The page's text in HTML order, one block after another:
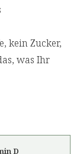
kein Zucker,
was Ihr
D